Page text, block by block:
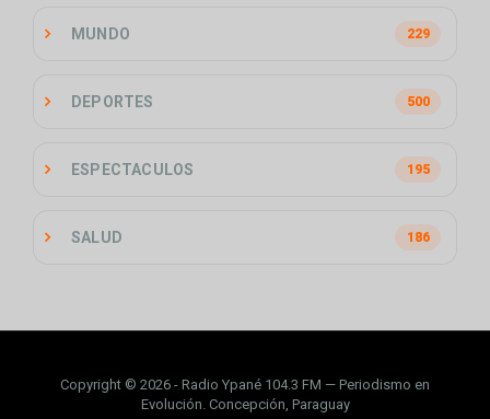
MUNDO 229
DEPORTES 500
ESPECTACULOS 195
SALUD 186
Copyright © 2026 - Radio Ypané 104.3 FM — Periodismo en
Evolución. Concepción, Paraguay